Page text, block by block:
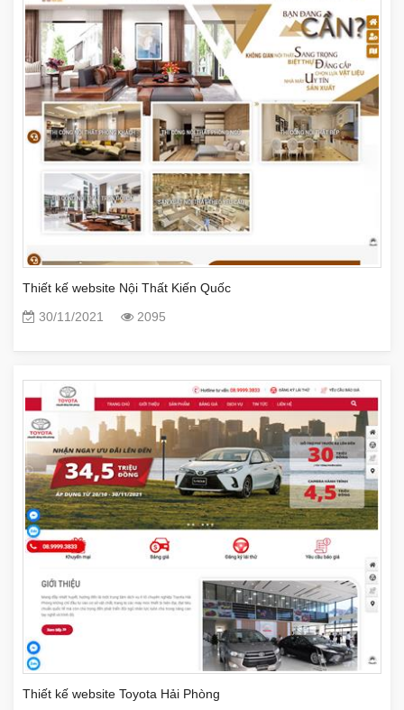
Thiết kế website Nội Thất Kiến Quốc
30/11/2021
2095
Thiết kế website Toyota Hải Phòng